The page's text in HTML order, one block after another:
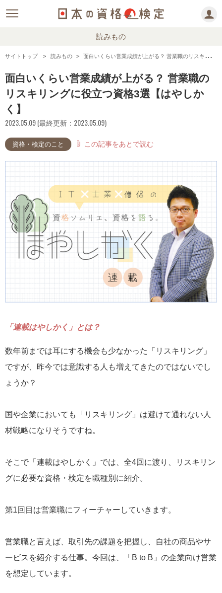
読みもの
サイトトップ 読みもの 面白いくらい営業成績が上がる？ 営業職のリスキリングに役立つ資格3選【はやしかく】
面白いくらい営業成績が上がる？ 営業職の
リスキリングに役立つ資格3選【はやしか
く】
2023.05.09 (最終更新：2023.05.09)
資格・検定のこと attach_file この記事をあとで読む
「連載はやしかく」とは？
数年前までは耳にする機会も少なかった「リスキリング」
ですが、昨今では意識する人も増えてきたのではないでし
ょうか？
国や企業においても「リスキリング」は避けて通れない人
材戦略になりそうですね。
そこで「連載はやしかく」では、全4回に渡り、リスキリン
グに必要な資格・検定を職種別に紹介。
第1回目は営業職にフィーチャーしていきます。
営業職と言えば、取引先の課題を把握し、自社の商品やサ
ービスを紹介する仕事。今回は、「B to B」の企業向け営業
を想定しています。